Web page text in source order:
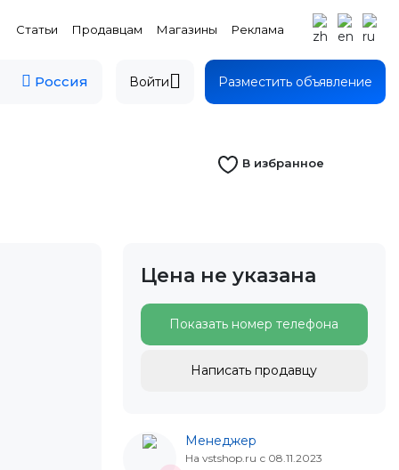
Статьи Продавцам Магазины Реклама
Россия Войти Разместить объявление
В избранное
Цена не указана
Показать номер телефона
Написать продавцу
Менеджер
На vstshop.ru с 08.11.2023